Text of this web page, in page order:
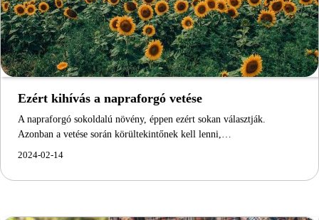
Ezért kihívás a napraforgó vetése
A napraforgó sokoldalú növény, éppen ezért sokan választják.
Azonban a vetése során körültekintőnek kell lenni,…
2024-02-14